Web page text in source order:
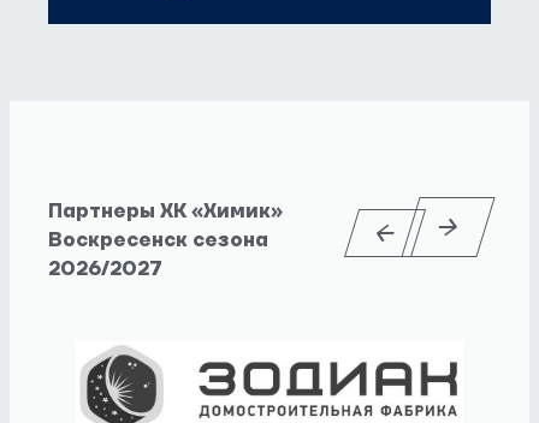
Партнеры ХК «Химик»
Воскресенск сезона
2026/2027